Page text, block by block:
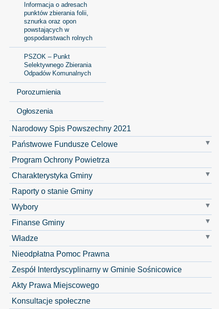
Informacja o adresach
punktów zbierania folii,
sznurka oraz opon
powstających w
gospodarstwach rolnych
PSZOK – Punkt
Selektywnego Zbierania
Odpadów Komunalnych
Porozumienia
Ogłoszenia
Narodowy Spis Powszechny 2021
Państwowe Fundusze Celowe
Program Ochrony Powietrza
Charakterystyka Gminy
Raporty o stanie Gminy
Wybory
Finanse Gminy
Władze
Nieodpłatna Pomoc Prawna
Zespół Interdyscyplinarny w Gminie Sośnicowice
Akty Prawa Miejscowego
Konsultacje społeczne